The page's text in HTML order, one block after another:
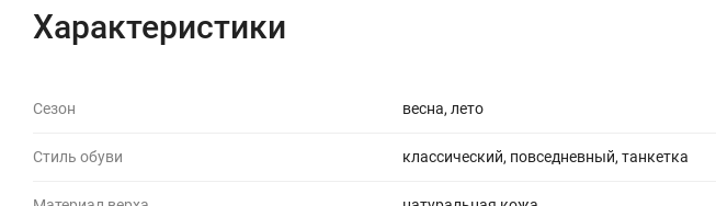
Характеристики
Сезон весна, лето
Стиль обуви классический, повседневный, танкетка